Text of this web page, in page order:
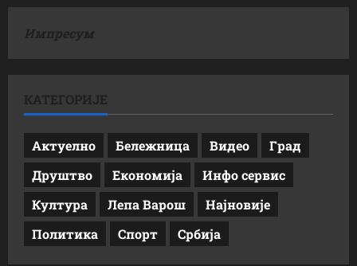
Импресум
КАТЕГОРИЈЕ
Актуелно Бележница Видео
Град
Друштво
Економија
Инфо сервис
Култура
Лепа Варош
Најновије
Политика
Спорт Србија